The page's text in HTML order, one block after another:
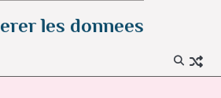
les donnees